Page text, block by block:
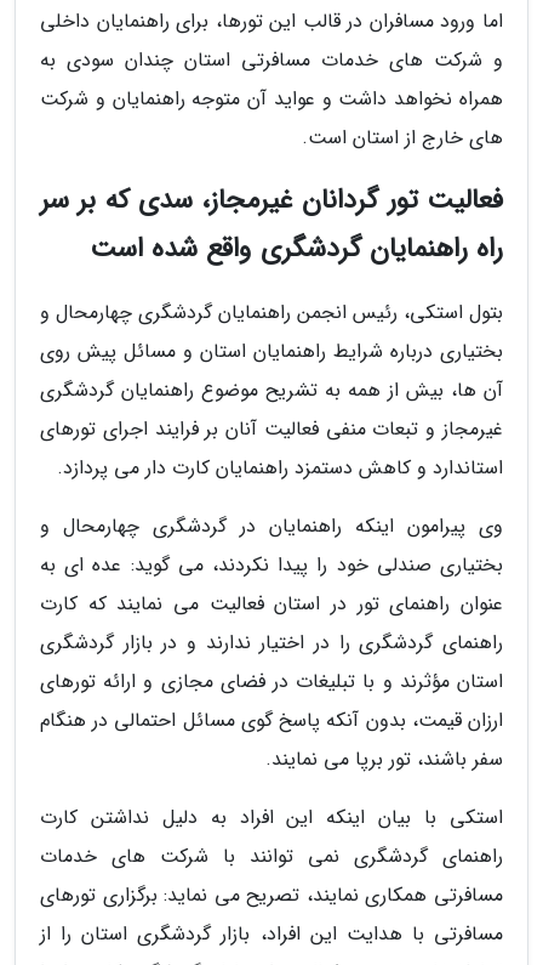
اما ورود مسافران در قالب این تورها، برای راهنمایان داخلی
و شرکت های خدمات مسافرتی استان چندان سودی به
همراه نخواهد داشت و عواید آن متوجه راهنمایان و شرکت
های خارج از استان است.
فعالیت تور گردانان غیرمجاز، سدی که بر سر
راه راهنمایان گردشگری واقع شده است
بتول استکی، رئیس انجمن راهنمایان گردشگری چهارمحال و
بختیاری درباره شرایط راهنمایان استان و مسائل پیش روی
آن ها، بیش از همه به تشریح موضوع راهنمایان گردشگری
غیرمجاز و تبعات منفی فعالیت آنان بر فرایند اجرای تورهای
استاندارد و کاهش دستمزد راهنمایان کارت دار می پردازد.
وی پیرامون اینکه راهنمایان در گردشگری چهارمحال و
بختیاری صندلی خود را پیدا نکردند، می گوید: عده ای به
عنوان راهنمای تور در استان فعالیت می نمایند که کارت
راهنمای گردشگری را در اختیار ندارند و در بازار گردشگری
استان مؤثرند و با تبلیغات در فضای مجازی و ارائه تورهای
ارزان قیمت، بدون آنکه پاسخ گوی مسائل احتمالی در هنگام
سفر باشند، تور برپا می نمایند.
استکی با بیان اینکه این افراد به دلیل نداشتن کارت
راهنمای گردشگری نمی توانند با شرکت های خدمات
مسافرتی همکاری نمایند، تصریح می نماید: برگزاری تورهای
مسافرتی با هدایت این افراد، بازار گردشگری استان را از